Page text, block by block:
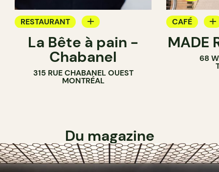
RESTAURANT
CAFÉ
PÂTISSERIE
BOULANGERIE
La Bête à pain -
Chabanel
315 RUE CHABANEL OUEST
MONTRÉAL
CAFÉ
PÂTISSERIE
MADE
68
Du magazine